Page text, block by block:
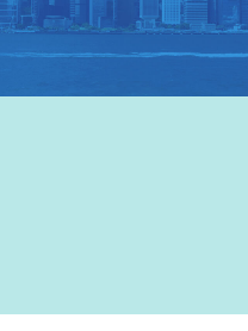
香港旅游發展局网站 >